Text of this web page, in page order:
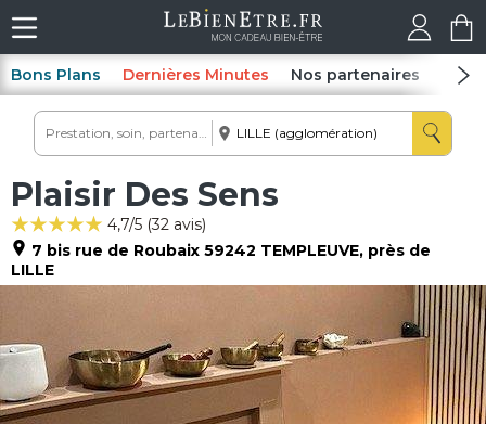
Bons Plans Dernières Minutes Nos partenaires Spas
Plaisir Des Sens
4,7/5 (32 avis)
7 bis rue de Roubaix 59242 TEMPLEUVE, près de
LILLE